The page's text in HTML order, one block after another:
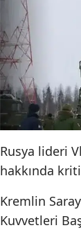
Rusya lideri
hakkında
Kremlin
Kuvvetleri